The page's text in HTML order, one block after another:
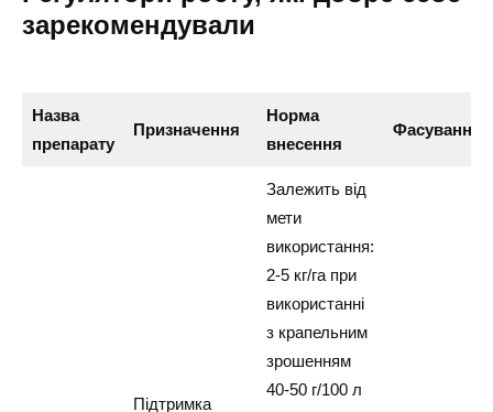
зарекомендували
Назва
препарату
Призначення
Норма
внесення
Фасування
Підтримка
Залежить від
мети
використання:
2-5 кг/га при
використанні
з крапельним
зрошенням
40-50 г/100 л